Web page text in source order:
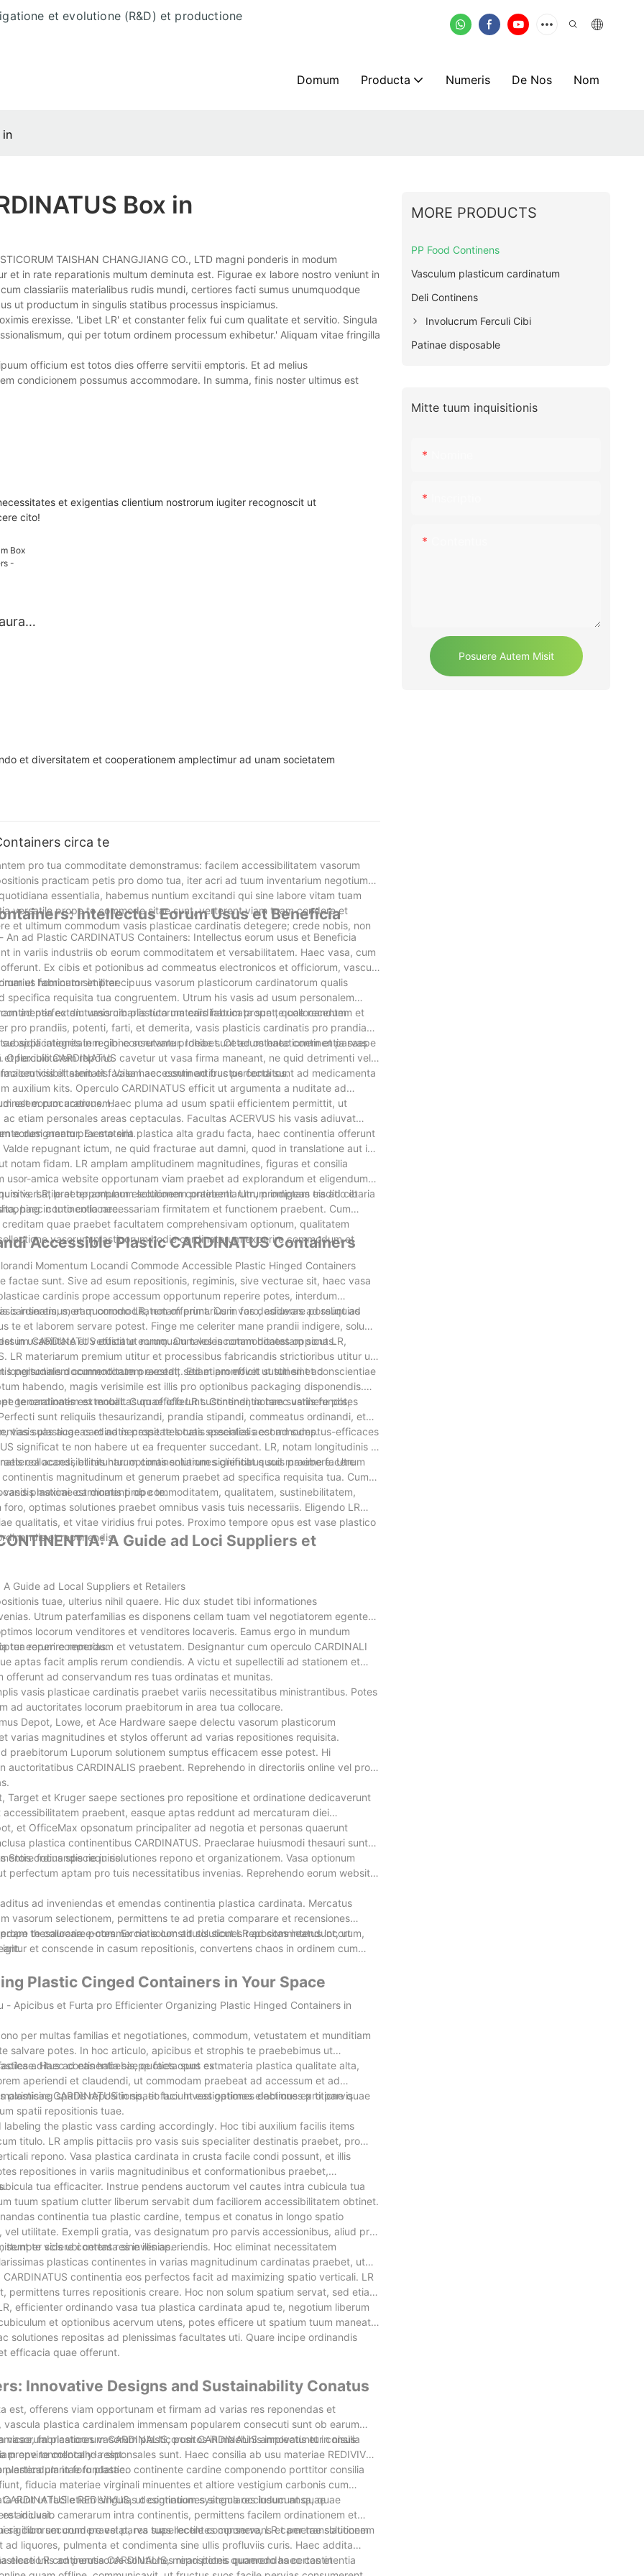
et evolutione (R&D) et productione
Domum Producta Numeris De Nos Nom
in
Box in
TAISHAN CHANGJIANG CO., LTD magni ponderis in modum
et in rate reparationis multum deminuta est. Figurae ex labore nostro veniunt in
classiariis materialibus rudis mundi, certiores facti sumus unumquodque
ut productum in singulis statibus processus inspiciamus.
erexisse. 'Libet LR' et constanter felix fui cum qualitate et servitio. Singula
qui per totum ordinem processum exhibetur.' Aliquam vitae fringilla
officium est totos dies offerre servitii emptoris. Et ad melius
condicionem possumus accommodare. In summa, finis noster ultimus est
et exigentias clientium nostrorum iugiter recognoscit ut
cito!
et diversitatem et cooperationem amplectimur ad unam societatem
circa te
pro tua commoditate demonstramus: facilem accessibilitatem vasorum
practicam petis pro domo tua, iter acri ad tuum inventarium negotium
essentialia, habemus nuntium excitandi qui sine labore vitam tuam
versatile prope te commode sitae sunt, verterent viam tuam condere et
et ultimum commodum vasis plasticae cardinatis detegere; crede nobis, non
Intellectus Eorum Usus et Beneficia
ad Plastic CARDINATUS Containers: Intellectus eorum usus et Beneficia
in variis industriis ob eorum commoditatem et versabilitatem. Haec vasa, cum
Ex cibis et potionibus ad commeatus electronicos et officiorum, vascula
et hominum similiter.
fabricator et praecipuus vasorum plasticorum cardinatorum qualis
requisita tua congruentem. Utrum his vasis ad usum personalem
ad perfectam vasorum plasticorum cardinatum prope te collocandum
ex diuturnis cibariis tuta materiis fabricata sunt, quae recentem et
pro prandiis, potenti, farti, et demerita, vasis plasticis cardinatis pro prandia
integritatem cibi conservare prohibet. Ceterum haec continentia saepe
et flexibilitatem repono.
applicationes in regione scrutantur. Ideae sunt ad ostentationem et parvas
CARDINATUS cavetur ut vasa firma maneant, ne quid detrimenti vel
visibilitatem et facilem accessum ad fructus conditos.
et sanitatis. Vasa haec continentibus perfecta sunt ad medicamenta
auxilium kits. Operculo CARDINATUS efficit ut argumenta a nuditate ad
procurationem.
est eorum acervus. Haec pluma ad usum spatii efficientem permittit, ut
etiam personales areas ceptaculas. Facultas ACERVUS his vasis adiuvat
eorum aream praesto sint.
designantur. Ex materia plastica alta gradu facta, haec continentia offerunt
repugnant ictum, ne quid fracturae aut damni, quod in translatione aut in
notam fidam. LR amplam amplitudinem magnitudines, figuras et consilia
amica website opportunam viam praebet ad explorandum et eligendum
LR, praeter amplam electionem continentiarum, promptam traditio et
in tuto collocare.
versatile et opportunum solutionem praebent. Utrum indigeas eis ad cibaria
haec continentia necessariam firmitatem et functionem praebent. Cum
quae praebet facultatem comprehensivam optionum, qualitatem
vasorum plasticorum hodie cardinatorum experire commodum et
Accessible Plastic CARDINATUS Containers
Momentum Locandi Commode Accessible Plastic Hinged Containers
sunt. Sive ad esum repositionis, regiminis, sive vecturae sit, haec vasa
cardinis prope accessum opportunum reperire potes, interdum
inseremus, et quomodo LR, notam primarius in foro, adiuvare possunt ad
cardinatis, meram commoditatem offerunt. Cum vas desideras ad reliquias
te et laborem servare potest. Finge me celeriter mane prandii indigere, solum
CARDINATUS efficit ut numquam tales incommoditates opponas.
in usabilitate et vetustate eorum. Cum voles notam honestam sicut LR,
LR materiarum premium utitur et processibus fabricandis strictioribus utitur ut
longitudinis documentorum praestat, sed etiam efficit ut tuti sint ad
personalem commoditatem excedit. Etiam promovet sustineri et conscientiae
habendo, magis verisimile est illis pro optionibus packaging disponendis.
generationem extenuat. Cum officio LR sustinendi, notam sustinere potes
te cardinatis est mobilitas quae offerunt. Continentia haec variis fundis,
sunt reliquiis thesaurizandi, prandia stipandi, commeatus ordinandi, et
suas augeas et ad necessitates tuas speciales accommodes.
vasis plasticae cardinatis prope te locatis essentialis est ad sumptus-efficaces
significat te non habere ut ea frequenter succedant. LR, notam longitudinis et
accessibilitas harum continentiarum significat quod maxime facere
collocandi, et nituntur optimas solutiones clientibus suis praebere. Utrum
magnitudinum et generum praebet ad specifica requisita tua. Cum
plasticae cardinatis prope te.
maximi est momenti ob commoditatem, qualitatem, sustinebilitatem,
optimas solutiones praebet omnibus vasis tuis necessariis. Eligendo LR
qualitatis, et vitae viridius frui potes. Proximo tempore opus est vase plastico
et reponendis.A Guide ad Loci Suppliers et
Guide ad Local Suppliers et Retailers
tuae, ulterius nihil quaere. Hic dux studet tibi informationes
Utrum paterfamilias es disponens cellam tuam vel negotiatorem egentem
locorum venditores et venditores locaveris. Eamus ergo in mundum
tua reperire reperias.
eorum commodum et vetustatem. Designantur cum operculo CARDINALI
aptas facit amplis rerum condiendis. A victu et supellectili ad stationem et
ad conservandum res tuas ordinatas et munitas.
vasis plasticae cardinatis praebet variis necessitatibus ministrantibus. Potes
ad auctoritates locorum praebitorum in area tua collocare.
Depot, Lowe, et Ace Hardware saepe delectu vasorum plasticorum
varias magnitudines et stylos offerunt ad varias repositiones requisita.
praebitorum Luporum solutionem sumptus efficacem esse potest. Hi
CARDINALIS praebent. Reprehendo in directoriis online vel pro
et Kruger saepe sectiones pro repositione et ordinatione dedicaverunt
praebent, easque aptas reddunt ad mercaturam diei
et OfficeMax opsonatum principaliter ad negotia et personas quaerunt
plastica continentibus CARDINATUS. Praeclarae huiusmodi thesauri sunt
ordinandis requiris.
focus specie in solutiones repono et organizationem. Vasa optionum
aptam pro tuis necessitatibus invenias. Reprehendo eorum website
ad inveniendas et emendas continentia plastica cardinata. Mercatus
vasorum selectionem, permittens te ad pretia comparare et recensiones
thesauraria e-commercia solum ad solutiones repositas intendunt, ut
te collocare potes. Ex notis constitutis sicut LR ad commeatus locorum,
et conscende in casum repositionis, convertens chaos in ordinem cum
Plastic Cinged Containers in Your Space
- Apicibus et Furta pro Efficienter Organizing Plastic Hinged Containers in
per multas familias et negotiationes, commodum, vetustatem et munditiam
salvare potes. In hoc articulo, apicibus et strophis te praebebimus ut
aditus ad eas habebis, quoties opus est.
Haec continentia saepe facta sunt ex materia plastica qualitate alta,
aperiendi et claudendi, ut commodam praebeat ad accessum et ad
spatiis repositionis, et faciunt eas optimas electiones pro parvis
CARDINATUS in spatio tuo. Investigationes dabimus ex titione quae
spatii repositionis tuae.
the plastic vass carding accordingly. Hoc tibi auxilium facilis items
titulo. LR amplis pittaciis pro vasis suis specialiter destinatis praebet, pro
repono. Vasa plastica cardinata in crusta facile condi possunt, et illis
repositiones in variis magnitudinibus et conformationibus praebet,
tua efficaciter. Instrue pendens auctorum vel cautes intra cubicula tua
tuum spatium clutter liberum servabit dum faciliorem accessibilitatem obtinet.
continentia tua plastic cardine, tempus et conatus in longo spatio
utilitate. Exempli gratia, vas designatum pro parvis accessionibus, aliud pro
semper scis ubi certas res invenias.
te videre contenta sine illis aperiendis. Hoc eliminat necessitatem
plasticas continentes in varias magnitudinum cardinatas praebet, ut
continentia eos perfectos facit ad maximizing spatio verticali. LR
turres repositionis creare. Hoc non solum spatium servat, sed etiam
efficienter ordinando vasa tua plastica cardinata apud te, negotium liberum
et optionibus acervum utens, potes efficere ut spatium tuum maneat
solutiones repositas ad plenissimas facultates uti. Quare incipe ordinandis
efficacia quae offerunt.
Innovative Designs and Sustainability Conatus
est, offerens viam opportunam et firmam ad varias res reponendas et
plastica cardinalem immensam popularem consecuti sunt ob earum
plasticorum CARDINALIS, positos in machinis innovatis et in nisus
prope te collocanda sint.
fabricatores vasorum plasticorum CARDINALIS amplectuntur consilia
environmentally- responsales sunt. Haec consilia ab usu materiae REDIVIVUS
plastica plantae fundatae.
in foro plastico continente cardine componendo porttitor consilia
fiducia materiae virginali minuentes et altiore vestigium carbonis cum
sunt ut facile REDIVIVUS, ut continuum systema occlusum ansa, quae
adiuvat.
etiam singulas designationes singulares inducunt quae
inclusio camerarum intra continentis, permittens facilem ordinationem et
ciborum condere vel parva supellectile componere, LR camerae solutionem
sigillum securum praestat, res tuas recentes conservans et per translationem
liquores, pulmenta et condimenta sine ullis profluviis curis. Haec addita
electionis ad perussores solutiones repositionis quaerendas certas et
LR continentia CARDINALIS, mirari potes quomodo haec continentia
MORE PRODUCTS
PP Food Continens
Vasculum plasticum cardinatum
Deli Continens
Involucrum Ferculi Cibi
Patinae disposable
Mitte tuum inquisitionis
Posuere Autem Misit